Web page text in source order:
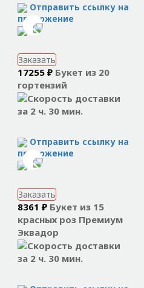
Отправить ссылку на
приложение
Заказать
17255 ₽ Букет из 20
гортензий
за 2 ч. 30 мин.
Отправить ссылку на
приложение
Заказать
8361 ₽ Букет из 15
красных роз Премиум
Эквадор
за 2 ч. 30 мин.